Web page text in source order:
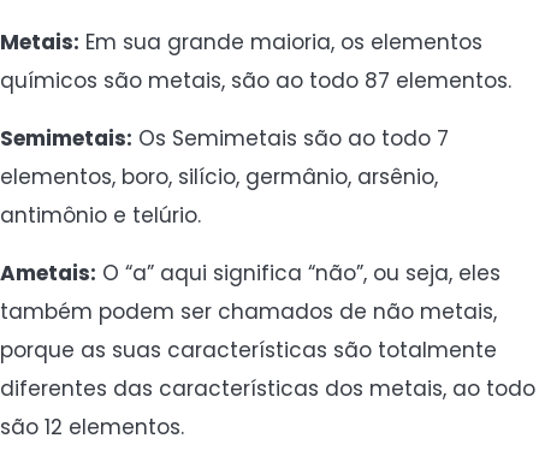
Metais: Em sua grande maioria, os elementos
químicos são metais, são ao todo 87 elementos.
Semimetais: Os Semimetais são ao todo 7
elementos, boro, silício, germânio, arsênio,
antimônio e telúrio.
Ametais: O “a” aqui significa “não”, ou seja, eles
também podem ser chamados de não metais,
porque as suas características são totalmente
diferentes das características dos metais, ao todo
são 12 elementos.